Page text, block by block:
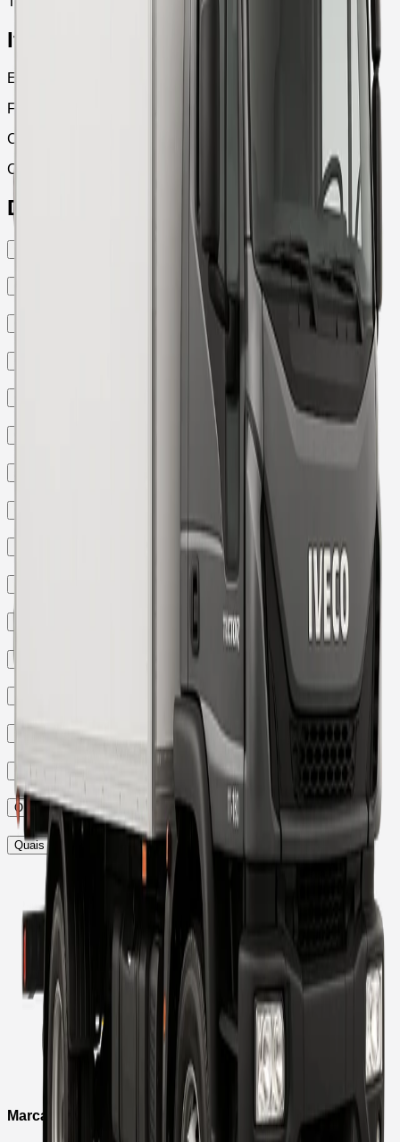
Itens de série
Euro6
Freio ABS
Controle de tração
Controle de estabilidade
Dúvidas Frequentes
Qual é o período mínimo de locação?
Quais tipos de veículos estão disponíveis para locação?
Quais são as condições de pagamento?
A manutenção dos veículos está incluída no contrato?
O que acontece ao término do contrato de locação?
Posso cancelar o contrato antes do término?
Existe suporte ao cliente durante o período de locação?
Como é feita a entrega dos veículos?
Posso customizar os veículos alugados?
Existe um limite de quilometragem durante o período de locação?
Quando inicia o pagamento da primeira mensalidade?
O caminhão já vem com implemento?
Quais impostos são isentos na locação?
Marcas